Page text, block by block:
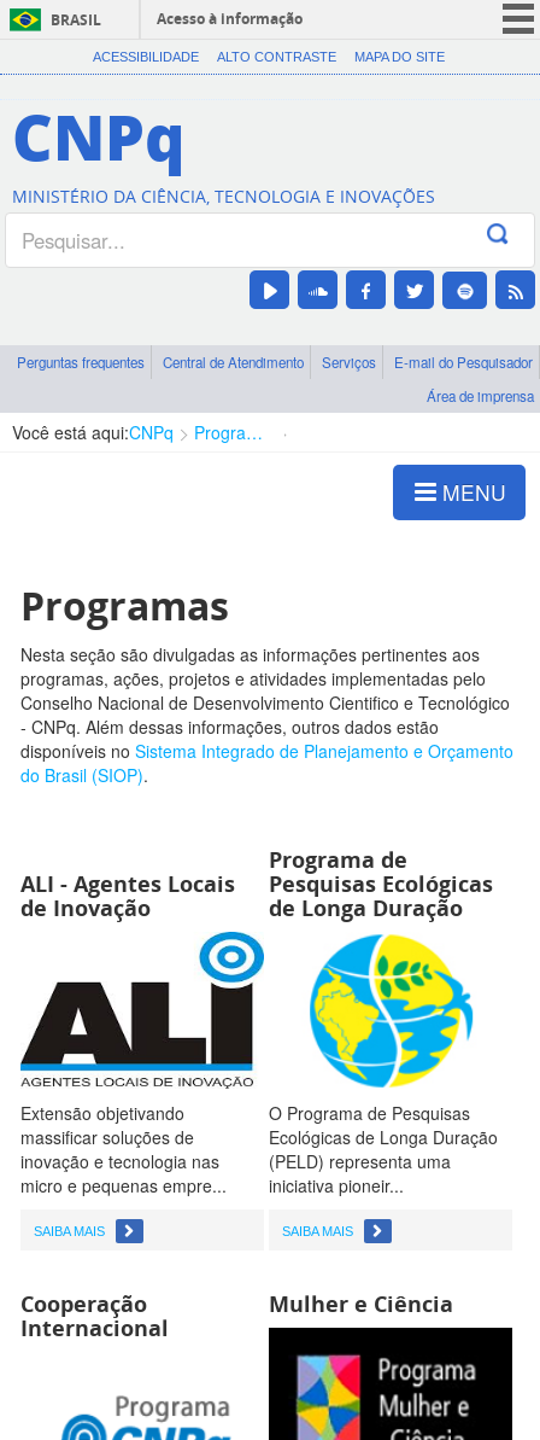
BRASIL
Acesso à informação
CORONAVÍRUS (COVID-19)
Canais
ACESSIBILIDADE ALTO CONTRASTE MAPA DO SITE
CNPq
MINISTÉRIO DA CIÊNCIA, TECNOLOGIA E INOVAÇÕES
Perguntas frequentes Central de Atendimento Serviços
E-mail do Pesquisador
Área de imprensa
Você está aqui:CNPq Programas
MENU
Programas
Nesta seção são divulgadas as informações pertinentes aos
programas, ações, projetos e atividades implementadas pelo
Conselho Nacional de Desenvolvimento Cientifico e Tecnológico
- CNPq. Além dessas informações, outros dados estão
disponíveis no Sistema Integrado de Planejamento e Orçamento
do Brasil (SIOP).
ALI - Agentes Locais
de Inovação
Extensão objetivando
massificar soluções de
inovação e tecnologia nas
micro e pequenas empre...
SAIBA MAIS
Programa de
Pesquisas Ecológicas
de Longa Duração
O Programa de Pesquisas
Ecológicas de Longa Duração
(PELD) representa uma
iniciativa pioneir...
SAIBA MAIS
Cooperação
Internacional
Mulher e Ciência